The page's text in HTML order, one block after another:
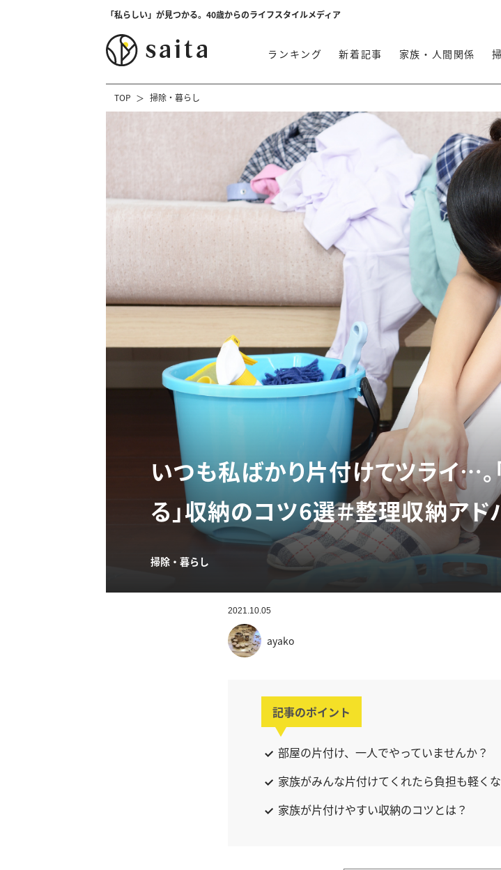
「私らしい」が見つかる。40歳からのライフスタイルメディア
ランキング 新着記事 家族・人間関係
TOP 掃除・暮らし
いつも私ばかり片付けてツライ…
る」収納のコツ6選＃整理収納ア
掃除・暮らし
2021.10.05
ayako
記事のポイント
部屋の片付け、一人でやっていませんか？
家族がみんな片付けてくれたら負担も軽くな
家族が片付けやすい収納のコツとは？